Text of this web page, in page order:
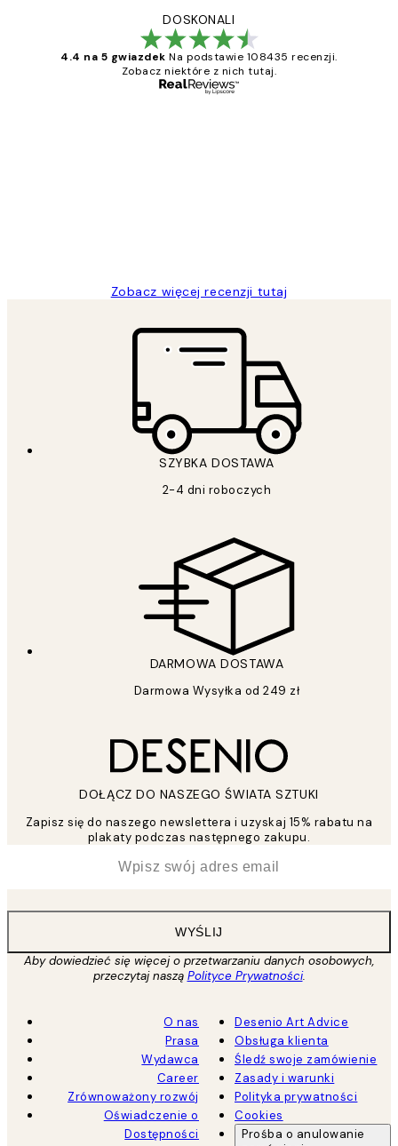
DOSKONALI
4.4 na 5 gwiazdek Na podstawie 108435 recenzji.
Zobacz niektóre z nich tutaj.
Zobacz więcej recenzji tutaj
SZYBKA DOSTAWA
2-4 dni roboczych
DARMOWA DOSTAWA
Darmowa Wysyłka od 249 zł
DOŁĄCZ DO NASZEGO ŚWIATA SZTUKI
Zapisz się do naszego newslettera i uzyskaj 15% rabatu na
plakaty podczas następnego zakupu.
WYŚLIJ
Aby dowiedzieć się więcej o przetwarzaniu danych osobowych,
przeczytaj naszą Polityce Prywatności.
O nas
Prasa
Wydawca
Career
Zrównoważony rozwój
Oświadczenie o
Dostępności
Desenio Art Advice
Obsługa klienta
Śledź swoje zamówienie
Zasady i warunki
Polityka prywatności
Cookies
Prośba o anulowanie